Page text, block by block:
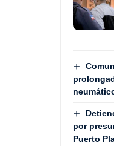
por
Puerto